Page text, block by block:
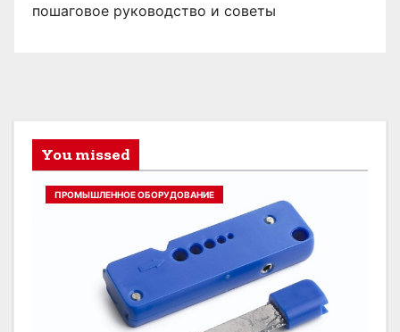
пошаговое руководство и советы
You missed
ПРОМЫШЛЕННОЕ ОБОРУДОВАНИЕ